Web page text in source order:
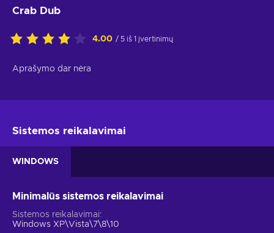
Crab Dub
4.00 / 5 iš 1 įvertinimų
Aprašymo dar nėra
Sistemos reikalavimai
WINDOWS
Minimalūs sistemos reikalavimai
Sistemos reikalavimai
Windows XP\Vista\7\8\10